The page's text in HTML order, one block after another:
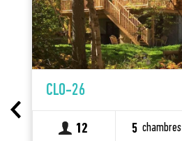
CLO-26
12 5 chambres